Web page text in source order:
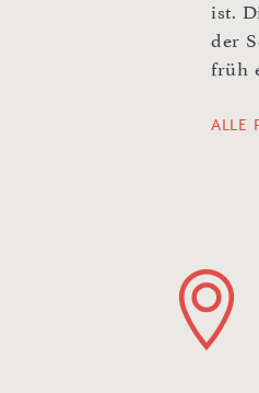
ist.
der
früh
ALLE